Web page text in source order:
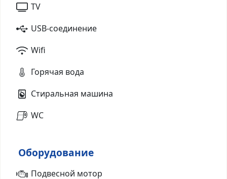
TV
USB-соединение
Wifi
Горячая вода
Стиральная машина
WC
Оборудование
Подвесной мотор